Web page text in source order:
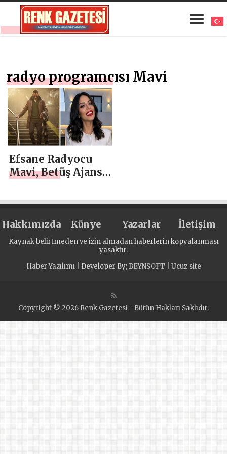
radyo programcısı Mavi
Efsane Radyocu
Mavi, Betüş Ajans’
Esiyor!
Hakkımızda Künye Yazarlar İletişim
Kaynak belirtmeden ve izin almadan haberlerin kopyalanması
yasaktır.
Haber Yazılımı| Developer By; BEYNSOFT Ucuz site
Copyright © 2026 Renk Gazetesi - Bütün Hakları Saklıdır.